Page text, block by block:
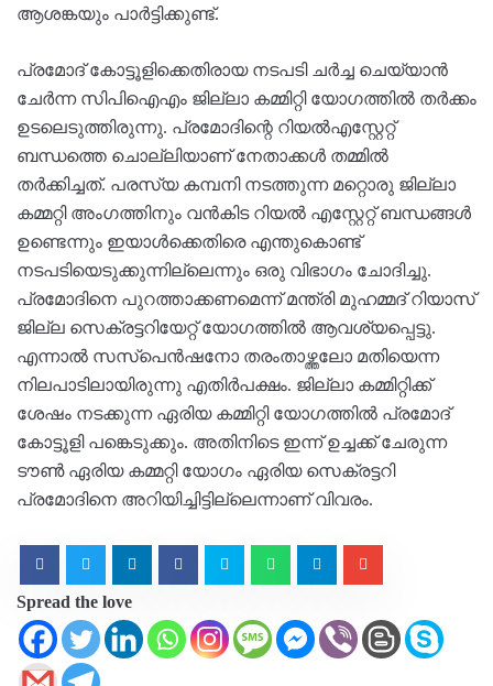
ആശങ്കയും പാര്‍ട്ടിക്കുണ്ട്.
പ്രമോദ് കോട്ടൂളിക്കെതിരായ നടപടി ചര്‍ച്ച ചെയ്യാന്‍
ചേര്‍ന്ന സിപിഐഎം ജില്ലാ കമ്മിറ്റി യോഗത്തില്‍ തര്‍ക്കം
ഉടലെടുത്തിരുന്നു. പ്രമോദിന്റെ റിയല്‍എസ്റ്റേറ്റ്
ബന്ധത്തെ ചൊല്ലിയാണ് നേതാക്കള്‍ തമ്മില്‍
തര്‍ക്കിച്ചത്. പരസ്യ കമ്പനി നടത്തുന്ന മറ്റൊരു ജില്ലാ
കമ്മറ്റി അംഗത്തിനും വന്‍കിട റിയല്‍ എസ്റ്റേറ്റ് ബന്ധങ്ങള്‍
ഉണ്ടെന്നും ഇയാള്‍ക്കെതിരെ എന്തുകൊണ്ട്
നടപടിയെടുക്കുന്നില്ലെന്നും ഒരു വിഭാഗം ചോദിച്ചു.
പ്രമോദിനെ പുറത്താക്കണമെന്ന് മന്ത്രി മുഹമ്മദ് റിയാസ്
ജില്ല സെക്രട്ടറിയേറ്റ് യോഗത്തില്‍ ആവശ്യപ്പെട്ടു.
എന്നാല്‍ സസ്‌പെന്‍ഷനോ തരംതാഴ്ത്തലോ മതിയെന്ന
നിലപാടിലായിരുന്നു എതിര്‍പക്ഷം. ജില്ലാ കമ്മിറ്റിക്ക്
ശേഷം നടക്കുന്ന ഏരിയ കമ്മിറ്റി യോഗത്തില്‍ പ്രമോദ്
കോട്ടൂളി പങ്കെടുക്കും. അതിനിടെ ഇന്ന് ഉച്ചക്ക് ചേരുന്ന
ടൗണ്‍ ഏരിയ കമ്മറ്റി യോഗം ഏരിയ സെക്രട്ടറി
പ്രമോദിനെ അറിയിച്ചിട്ടില്ലെന്നാണ് വിവരം.
Spread the love